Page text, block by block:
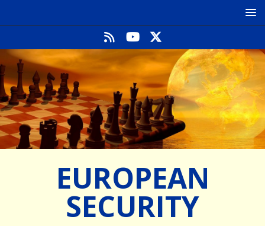
EUROPEAN
SECURITY